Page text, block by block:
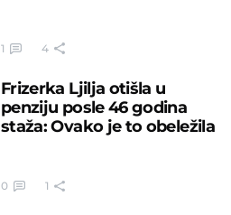
1 4
Frizerka Ljilja otišla u
penziju posle 46 godina
staža: Ovako je to obeležila
0 1